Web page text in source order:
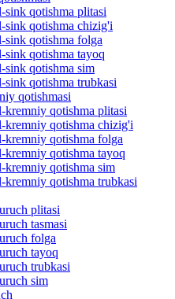
sink qotishma plitasi
sink qotishma chizig'i
sink qotishma folga
sink qotishma tayoq
sink qotishma sim
qotishma trubkasi
qotishmasi
kremniy qotishma plitasi
kremniy qotishma chizig'i
kremniy qotishma folga
kremniy qotishma tayoq
kremniy qotishma sim
kremniy qotishma trubkasi
plitasi
tasmasi
folga
tayoq
trubkasi
sim